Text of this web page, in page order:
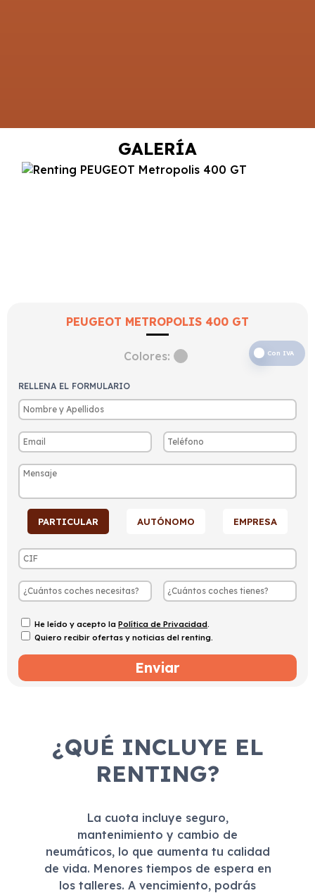
GALERÍA
PEUGEOT METROPOLIS 400 GT
Con IVA
Colores:
RELLENA EL FORMULARIO
PARTICULAR AUTÓNOMO EMPRESA
He leído y acepto la Política de Privacidad.
Quiero recibir ofertas y noticias del renting.
¿QUÉ INCLUYE EL
RENTING?
La cuota incluye seguro,
mantenimiento y cambio de
neumáticos, lo que aumenta tu calidad
de vida. Menores tiempos de espera en
los talleres. A vencimiento, podrás